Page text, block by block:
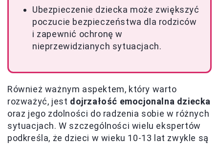
Ubezpieczenie dziecka może zwiększyć
poczucie bezpieczeństwa dla rodziców
i zapewnić ochronę w
nieprzewidzianych sytuacjach.
Również ważnym aspektem, który warto
rozważyć, jest dojrzałość emocjonalna dziecka
oraz jego zdolności do radzenia sobie w różnych
sytuacjach. W szczególności wielu ekspertów
podkreśla, że dzieci w wieku 10-13 lat zwykle są